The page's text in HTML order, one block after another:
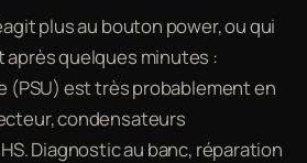
plus au bouton power, ou qui
quelques minutes :
(PSU) est très probablement en
condensateurs
Diagnostic au banc, réparation